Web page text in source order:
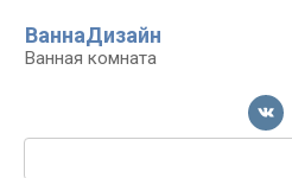
контенту
ВаннаДизайн
Ванная комната
Поиск: